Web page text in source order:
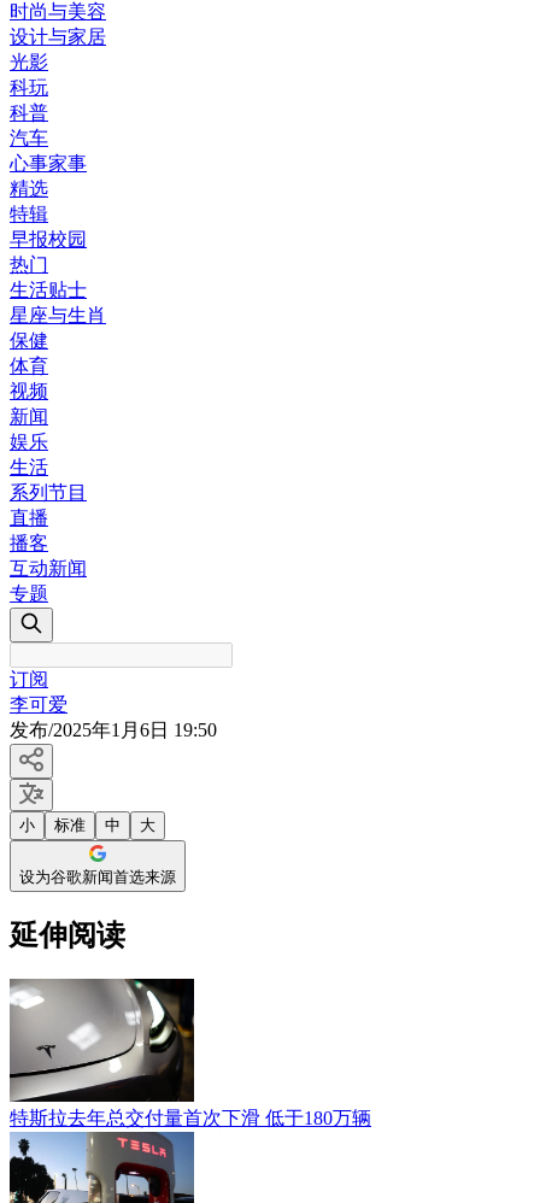
时尚与美容
设计与家居
光影
科玩
科普
汽车
心事家事
精选
特辑
早报校园
热门
生活贴士
星座与生肖
保健
体育
视频
新闻
娱乐
生活
系列节目
直播
播客
互动新闻
专题
订阅
李可爱
发布/2025年1月6日 19:50
小 标准 中 大
设为谷歌新闻首选来源
延伸阅读
特斯拉去年总交付量首次下滑 低于180万辆